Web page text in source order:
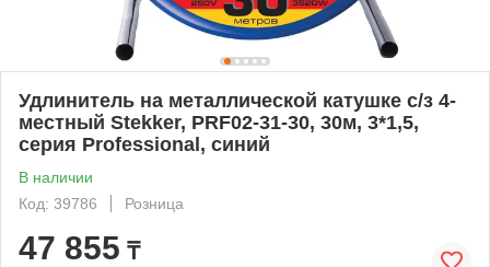
Удлинитель на металлической катушке с/з 4-
местный Stekker, PRF02-31-30, 30м, 3*1,5,
серия Professional, синий
В наличии
Код: 39786
Розница
47 855 ₸